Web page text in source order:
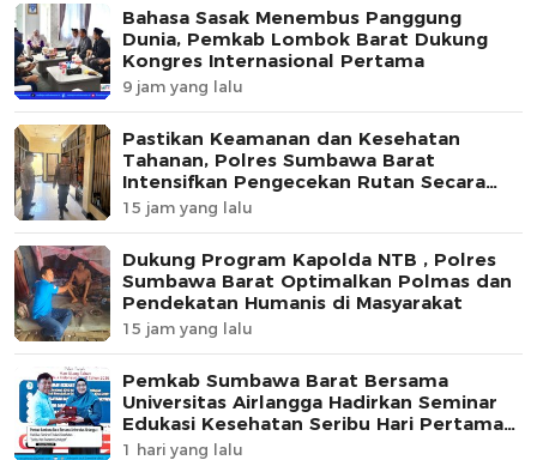
Bahasa Sasak Menembus Panggung
Dunia, Pemkab Lombok Barat Dukung
Kongres Internasional Pertama
9 jam yang lalu
Pastikan Keamanan dan Kesehatan
Tahanan, Polres Sumbawa Barat
Intensifkan Pengecekan Rutan Secara
Berkala
15 jam yang lalu
Dukung Program Kapolda NTB , Polres
Sumbawa Barat Optimalkan Polmas dan
Pendekatan Humanis di Masyarakat
15 jam yang lalu
Pemkab Sumbawa Barat Bersama
Universitas Airlangga Hadirkan Seminar
Edukasi Kesehatan Seribu Hari Pertama
Kehidupan
1 hari yang lalu